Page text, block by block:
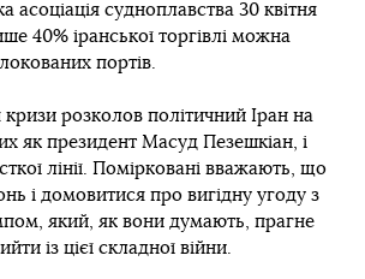
асоціація судноплавства 30 квітня
40% іранської торгівлі можна
портів.
кризи розколов політичний Іран на
як президент Масуд Пезешкіан, і
лінії. Помірковані вважають, що
і домовитися про вигідну угоду з
який, як вони думають, прагне
із цієї складної війни.